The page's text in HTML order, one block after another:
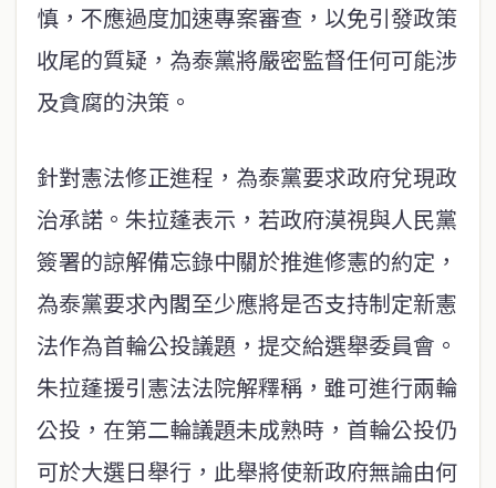
慎，不應過度加速專案審查，以免引發政策
收尾的質疑，為泰黨將嚴密監督任何可能涉
及貪腐的決策。
針對憲法修正進程，為泰黨要求政府兌現政
治承諾。朱拉蓬表示，若政府漠視與人民黨
簽署的諒解備忘錄中關於推進修憲的約定，
為泰黨要求內閣至少應將是否支持制定新憲
法作為首輪公投議題，提交給選舉委員會。
朱拉蓬援引憲法法院解釋稱，雖可進行兩輪
公投，在第二輪議題未成熟時，首輪公投仍
可於大選日舉行，此舉將使新政府無論由何